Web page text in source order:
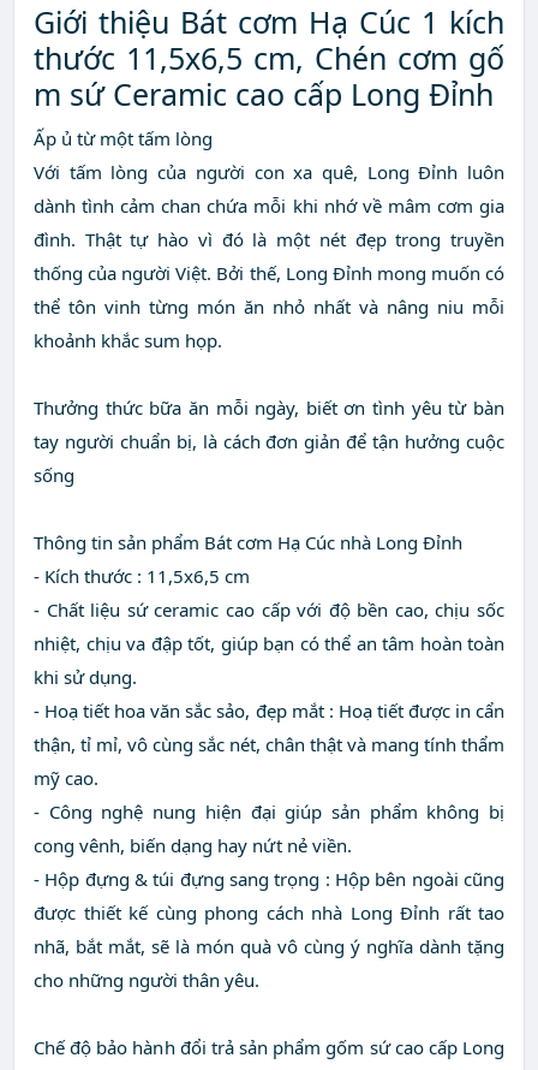
Giới thiệu Bát cơm Hạ Cúc 1 kích
thước 11,5x6,5 cm, Chén cơm gố
m sứ Ceramic cao cấp Long Đỉnh
Ấp ủ từ một tấm lòng
Với tấm lòng của người con xa quê, Long Đỉnh luôn
dành tình cảm chan chứa mỗi khi nhớ về mâm cơm gia
đình. Thật tự hào vì đó là một nét đẹp trong truyền
thống của người Việt. Bởi thế, Long Đỉnh mong muốn có
thể tôn vinh từng món ăn nhỏ nhất và nâng niu mỗi
khoảnh khắc sum họp.
Thưởng thức bữa ăn mỗi ngày, biết ơn tình yêu từ bàn
tay người chuẩn bị, là cách đơn giản để tận hưởng cuộc
sống
Thông tin sản phẩm Bát cơm Hạ Cúc nhà Long Đỉnh
- Kích thước : 11,5x6,5 cm
- Chất liệu sứ ceramic cao cấp với độ bền cao, chịu sốc
nhiệt, chịu va đập tốt, giúp bạn có thể an tâm hoàn toàn
khi sử dụng.
- Hoạ tiết hoa văn sắc sảo, đẹp mắt : Hoạ tiết được in cẩn
thận, tỉ mỉ, vô cùng sắc nét, chân thật và mang tính thẩm
mỹ cao.
- Công nghệ nung hiện đại giúp sản phẩm không bị
cong vênh, biến dạng hay nứt nẻ viền.
- Hộp đựng & túi đựng sang trọng : Hộp bên ngoài cũng
được thiết kế cùng phong cách nhà Long Đỉnh rất tao
nhã, bắt mắt, sẽ là món quà vô cùng ý nghĩa dành tặng
cho những người thân yêu.
Chế độ bảo hành đổi trả sản phẩm gốm sứ cao cấp Long